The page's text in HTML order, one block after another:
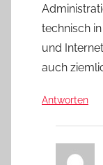
technisch
und
auch
Antworten